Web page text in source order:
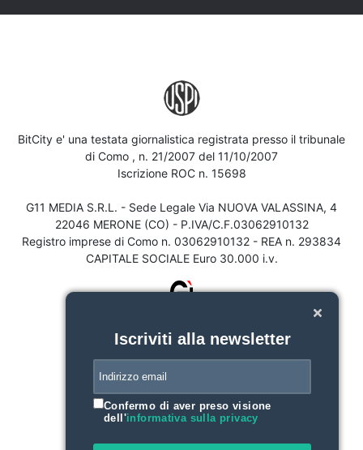
BitCity e' una testata giornalistica registrata presso il tribunale
di Como , n. 21/2007 del 11/10/2007
Iscrizione ROC n. 15698
G11 MEDIA S.R.L. - Sede Legale Via NUOVA VALASSINA, 4
22046 MERONE (CO) - P.IVA/C.F.03062910132
Registro imprese di Como n. 03062910132 - REA n. 293834
CAPITALE SOCIALE Euro 30.000 i.v.
Iscriviti alla newsletter
Confermo di aver preso visione
dell'informativa sulla privacy